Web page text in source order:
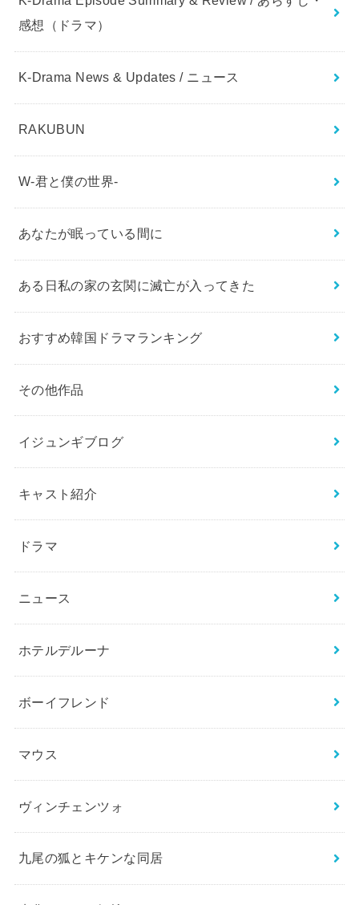
感想（ドラマ）
K-Drama News & Updates / ニュース
RAKUBUN
W-君と僕の世界-
あなたが眠っている間に
ある日私の家の玄関に滅亡が入ってきた
おすすめ韓国ドラマランキング
その他作品
イジュンギブログ
キャスト紹介
ドラマ
ニュース
ホテルデルーナ
ボーイフレンド
マウス
ヴィンチェンツォ
九尾の狐とキケンな同居